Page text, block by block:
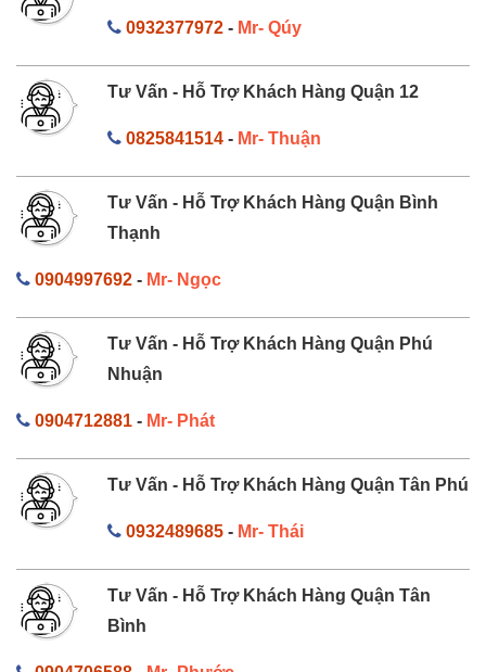
0932377972- Mr- Qúy
Tư Vấn - Hỗ Trợ Khách Hàng Quận 12
0825841514- Mr- Thuận
Tư Vấn - Hỗ Trợ Khách Hàng Quận Bình
Thạnh
0904997692 - Mr- Ngọc
Tư Vấn - Hỗ Trợ Khách Hàng Quận Phú
Nhuận
0904712881 - Mr- Phát
Tư Vấn - Hỗ Trợ Khách Hàng Quận Tân Phú
0932489685- Mr- Thái
Tư Vấn - Hỗ Trợ Khách Hàng Quận Tân
Bình